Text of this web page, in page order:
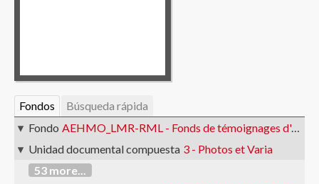
Fondos
Búsqueda rápida
Fondo AEHMO_LMR-RML - Fonds de témoignages d'anciennes et anciens militants
Unidad documental compuesta 3 - Photos et Varia
53 more...